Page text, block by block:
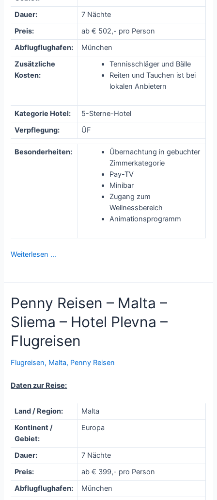
Dauer:
7 Nächte
Preis:
ab € 502,- pro Person
Abflugflughafen:
München
Zusätzliche
Kosten:
Tennisschläger und Bälle
Reiten und Tauchen ist bei
lokalen Anbietern
Kategorie Hotel:
5-Sterne-Hotel
Verpflegung:
ÜF
Besonderheiten:
Übernachtung in gebuchter
Zimmerkategorie
Pay-TV
Minibar
Zugang zum
Wellnessbereich
Animationsprogramm
Weiterlesen …
Penny Reisen – Malta –
Sliema – Hotel Plevna –
Flugreisen
Flugreisen, Malta, Penny Reisen
Daten zur Reise:
Land / Region:
Malta
Kontinent /
Gebiet:
Europa
Dauer:
7 Nächte
Preis:
ab € 399,- pro Person
Abflugflughafen:
München